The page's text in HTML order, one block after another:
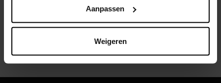
Aanpassen
Weigeren